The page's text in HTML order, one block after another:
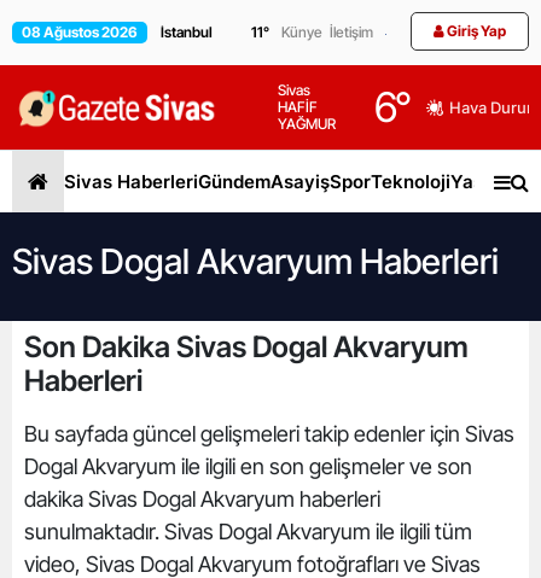
08 Ağustos 2026 11° Künye İletişim Giriş Yap
Sivas
HAFİF
YAĞMUR
6° Hava
Sivas HaberleriGündemAsayişSporTeknolojiYaşam
Sivas Dogal Akvaryum Haberleri
Son Dakika Sivas Dogal Akvaryum
Haberleri
Bu sayfada güncel gelişmeleri takip edenler için Sivas
Dogal Akvaryum ile ilgili en son gelişmeler ve son
dakika Sivas Dogal Akvaryum haberleri
sunulmaktadır. Sivas Dogal Akvaryum ile ilgili tüm
video, Sivas Dogal Akvaryum fotoğrafları ve Sivas